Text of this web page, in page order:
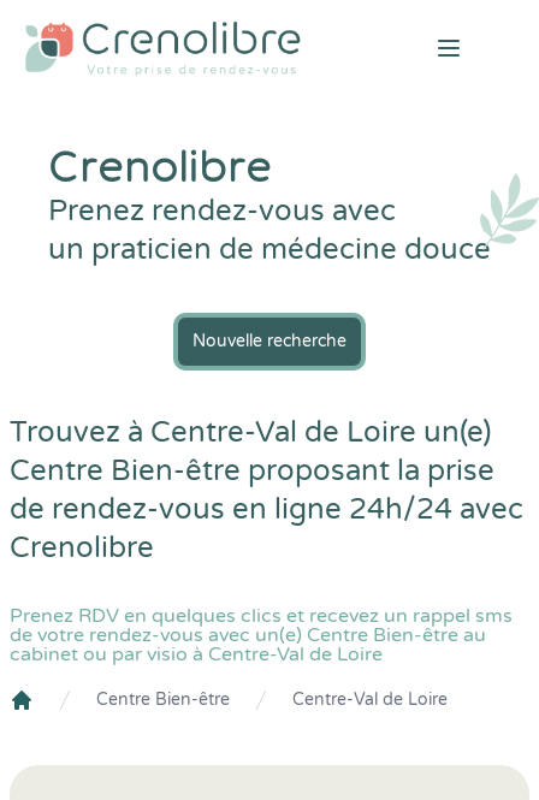
Open
Crenolibre
Prenez rendez-vous avec
un praticien de médecine douce
Nouvelle recherche
Trouvez à Centre-Val de Loire un(e)
Centre Bien-être proposant la prise
de rendez-vous en ligne 24h/24 avec
Crenolibre
Prenez RDV en quelques clics et recevez un rappel sms
de votre rendez-vous avec un(e) Centre Bien-être au
cabinet ou par visio à Centre-Val de Loire
Centre Bien-être Centre-Val de Loire